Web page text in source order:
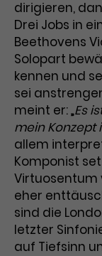
Zweck
Name
Anbieter
Laufzeit
Zweck
dirigieren,
Drei Jobs in
Beethovens
Solopart
kennen und
sei
meint er: „Es
mein Konzept
allem
Komponist
Virtuosentum
eher
sind die
letzter
auf Tiefsinn